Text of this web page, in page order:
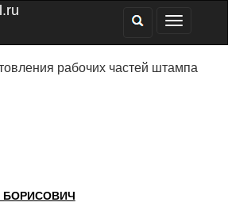
рабочих частей штампа
БОРИСОВИЧ